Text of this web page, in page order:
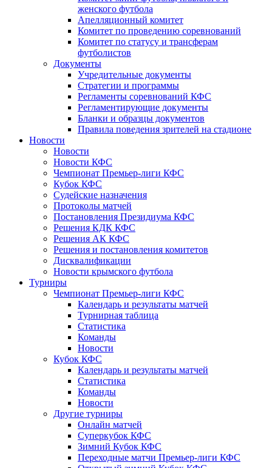
женского футбола
Апелляционный комитет
Комитет по проведению соревнований
Комитет по статусу и трансферам
футболистов
Документы
Учредительные документы
Стратегии и программы
Регламенты соревнований КФС
Регламентирующие документы
Бланки и образцы документов
Правила поведения зрителей на стадионе
Новости
Новости
Новости КФС
Чемпионат Премьер-лиги КФС
Кубок КФС
Судейские назначения
Протоколы матчей
Постановления Президиума КФС
Решения КДК КФС
Решения АК КФС
Решения и постановления комитетов
Дисквалификации
Новости крымского футбола
Турниры
Чемпионат Премьер-лиги КФС
Календарь и результаты матчей
Турнирная таблица
Статистика
Команды
Новости
Кубок КФС
Календарь и результаты матчей
Статистика
Команды
Новости
Другие турниры
Онлайн матчей
Суперкубок КФС
Зимний Кубок КФС
Переходные матчи Премьер-лиги КФС